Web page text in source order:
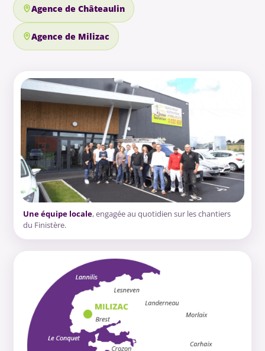
Agence de Châteaulin
Agence de Milizac
Une équipe locale, engagée au quotidien sur les chantiers
du Finistère.